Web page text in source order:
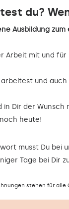
du?
Ausbildung
Arbeit mit und
arbeitest und
in Dir der
heute!
musst Du bei
Tage bei Dir
stehen für